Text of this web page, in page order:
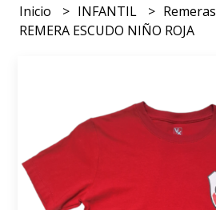
Inicio INFANTIL
Remeras
REMERA ESCUDO NIÑO ROJA